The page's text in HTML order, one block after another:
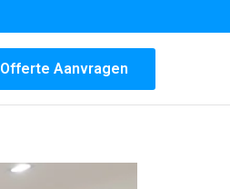
Offerte Aanvragen